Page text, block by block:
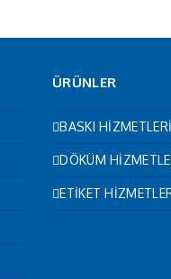
ÜRÜNLER
BASKI HİZMETLERİ
DÖKÜM
ETİKET